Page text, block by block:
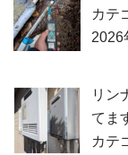
カテ
2026
リン
てま
カテ